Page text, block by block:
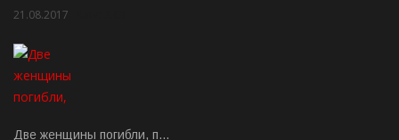
21.08.2017
Две женщины погибли, п…